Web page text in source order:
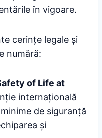
în vigoare.
cerințe legale și
numără:
of Life at
internațională
de siguranță
și